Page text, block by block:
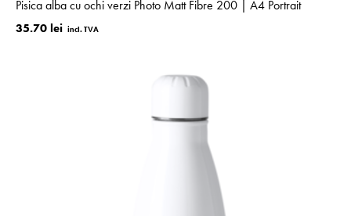
Pisica alba cu ochi verzi Photo Matt Fibre 200 | A4 Portrait
35.70 lei